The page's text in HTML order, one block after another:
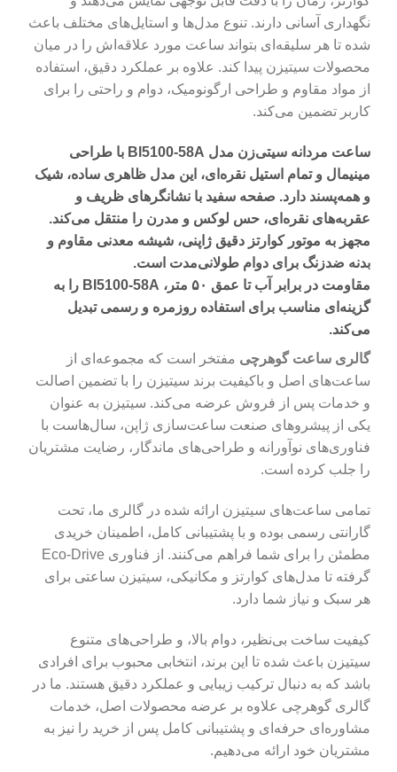
نگهداری آسانی دارند. تنوع مدل‌ها و استایل‌های مختلف باعث
شده تا هر سلیقه‌ای بتواند ساعت مورد علاقه‌اش را در میان
محصولات سیتیزن پیدا کند. علاوه بر عملکرد دقیق، استفاده
از مواد مقاوم و طراحی ارگونومیک، دوام و راحتی را برای
کاربر تضمین می‌کند.
ساعت مردانه سیتی‌زن مدل BI5100-58A با طراحی
مینیمال و تمام استیل نقره‌ای، این مدل ظاهری ساده، شیک
و همه‌پسند دارد. صفحه سفید با نشانگرهای ظریف و
عقربه‌های نقره‌ای، حس لوکس و مدرن را منتقل می‌کند.
مجهز به موتور کوارتز دقیق ژاپنی، شیشه معدنی مقاوم و
بدنه ضدزنگ برای دوام طولانی‌مدت است.
مقاومت در برابر آب تا عمق ۵۰ متر، BI5100-58A را به
گزینه‌ای مناسب برای استفاده روزمره و رسمی تبدیل
می‌کند.
گالری ساعت گوهرچی مفتخر است که مجموعه‌ای از
ساعت‌های اصل و باکیفیت برند سیتیزن را با تضمین اصالت
و خدمات پس از فروش عرضه می‌کند. سیتیزن به عنوان
یکی از پیشروهای صنعت ساعت‌سازی ژاپن، سال‌هاست با
فناوری‌های نوآورانه و طراحی‌های ماندگار، رضایت مشتریان
را جلب کرده است.
تمامی ساعت‌های سیتیزن ارائه شده در گالری ما، تحت
گارانتی رسمی بوده و با پشتیبانی کامل، اطمینان خریدی
مطمئن را برای شما فراهم می‌کنند. از فناوری Eco-Drive
گرفته تا مدل‌های کوارتز و مکانیکی، سیتیزن ساعتی برای
هر سبک و نیاز شما دارد.
کیفیت ساخت بی‌نظیر، دوام بالا، و طراحی‌های متنوع
سیتیزن باعث شده تا این برند، انتخابی محبوب برای افرادی
باشد که به دنبال ترکیب زیبایی و عملکرد دقیق هستند. ما در
گالری گوهرچی علاوه بر عرضه محصولات اصل، خدمات
مشاوره‌ای حرفه‌ای و پشتیبانی کامل پس از خرید را نیز به
مشتریان خود ارائه می‌دهیم.